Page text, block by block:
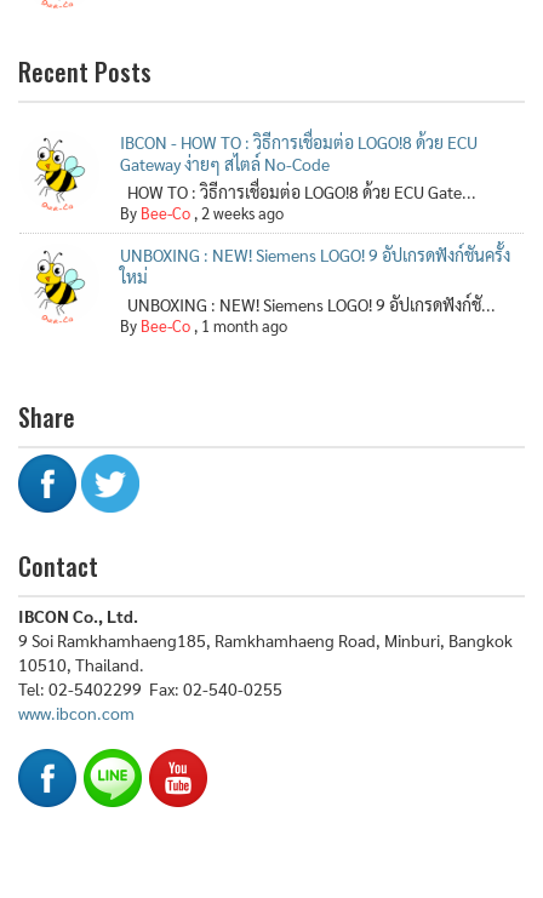
Recent Posts
IBCON - HOW TO : วิธีการเชื่อมต่อ LOGO!8 ด้วย ECU
Gateway ง่ายๆ สไตล์ No-Code
HOW TO : วิธีการเชื่อมต่อ LOGO!8 ด้วย ECU Gate...
By Bee-Co ,2 weeks ago
UNBOXING : NEW! Siemens LOGO! 9 อัปเกรดฟังก์ชันครั้ง
ใหม่
UNBOXING : NEW! Siemens LOGO! 9 อัปเกรดฟังก์ชั...
By Bee-Co , 1 month ago
Share
Contact
IBCON Co., Ltd.
9 Soi Ramkhamhaeng185, Ramkhamhaeng Road, Minburi, Bangkok
10510, Thailand.
Tel: 02-5402299 Fax: 02-540-0255
www.ibcon.com